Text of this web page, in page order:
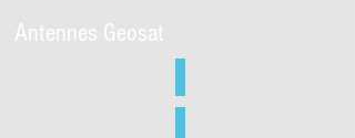
Antennes Geosat